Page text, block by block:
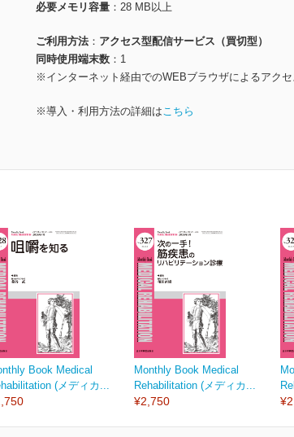
必要メモリ容量
28 MB以上
ご利用方法
アクセス型配信サービス（買切型）
同時使用端末数
1
※インターネット経由でのWEBブラウザによるアクセ
※導入・利用方法の詳細はこちら
Book Medical
(メディカ...
Monthly Book Medical
Rehabilitation (メディカ...
¥2,750